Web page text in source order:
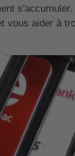
vous aider à